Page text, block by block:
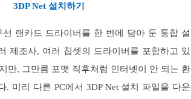
3DP Net 설치하기
선 랜카드 드라이버를 한 번에 담아 둔 통합 설
제조사, 여러 칩셋의 드라이버를 포함하고 있
만, 그만큼 포맷 직후처럼 인터넷이 안 되는 환
. 미리 다른 PC에서 3DP Net 설치 파일을 다운